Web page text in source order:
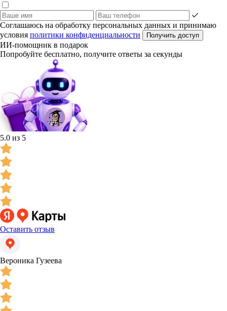
Соглашаюсь на обработку персональных данных и принимаю
условия политики конфиденциальности Получить доступ
ИИ-помощник в подарок
Попробуйте бесплатно, получите ответы за секунды
5.0 из 5
Оставить отзыв
Вероника Гузеева